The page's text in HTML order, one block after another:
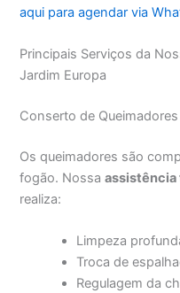
aqui para agendar via
Principais Serviços da
Jardim Europa
Conserto de Queimadores
Os queimadores são
fogão. Nossaassistência
realiza:
Limpeza
Troca de
Regulagem da